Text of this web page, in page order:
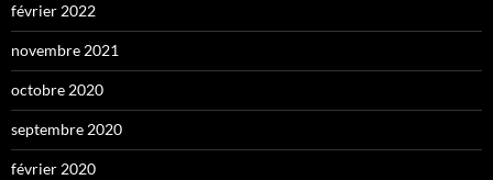
février 2022
novembre 2021
octobre 2020
septembre 2020
février 2020